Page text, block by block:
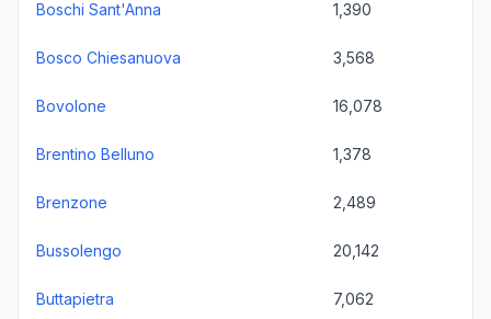
Boschi Sant'Anna 1,390
Bosco Chiesanuova 3,568
Bovolone 16,078
Brentino Belluno 1,378
Brenzone 2,489
Bussolengo 20,142
Buttapietra 7,062